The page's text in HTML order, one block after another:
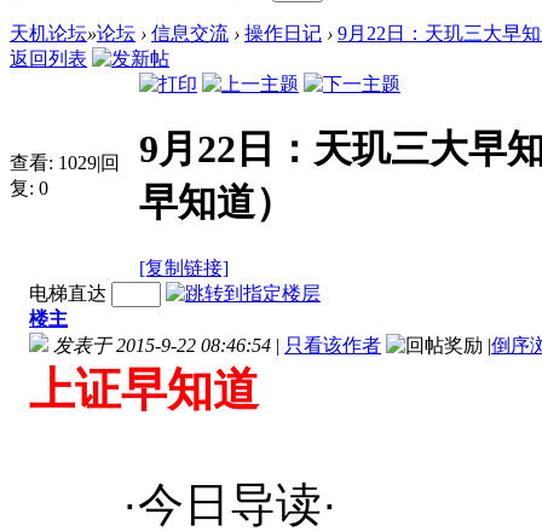
天机论坛»论坛 › 信息交流 › 操作日记 › 9月22日：天玑三大早
返回列表
查看: 1029|回
复: 0
9月22日：天玑三大早
早知道）
[复制链接]
电梯直达
楼主
发表于 2015-9-22 08:46:54 | 只看该作者 |倒序
上证早知道
·今日导读·